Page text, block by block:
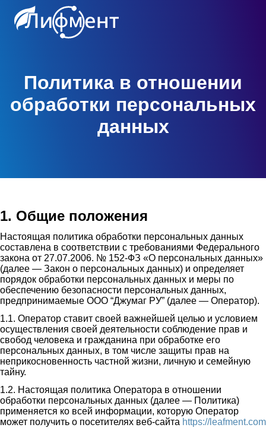
Политика в отношении
обработки персональных
данных
1. Общие положения
Настоящая политика обработки персональных данных
составлена в соответствии с требованиями Федерального
закона от 27.07.2006. № 152-ФЗ «О персональных данных»
(далее — Закон о персональных данных) и определяет
порядок обработки персональных данных и меры по
обеспечению безопасности персональных данных,
предпринимаемые ООО “Джумаг РУ” (далее — Оператор).
1.1. Оператор ставит своей важнейшей целью и условием
осуществления своей деятельности соблюдение прав и
свобод человека и гражданина при обработке его
персональных данных, в том числе защиты прав на
неприкосновенность частной жизни, личную и семейную
тайну.
1.2. Настоящая политика Оператора в отношении
обработки персональных данных (далее — Политика)
применяется ко всей информации, которую Оператор
может получить о посетителях веб-сайта https://leafment.com